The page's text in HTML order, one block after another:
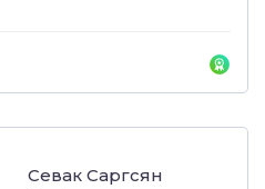
Севак Саргсян